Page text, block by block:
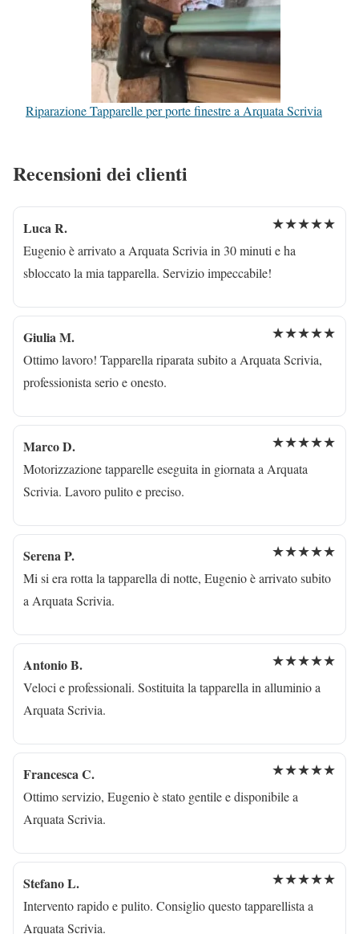
Riparazione Tapparelle per porte finestre a Arquata Scrivia
Recensioni dei clienti
Luca R. ★★★★★
Eugenio è arrivato a Arquata Scrivia in 30 minuti e ha
sbloccato la mia tapparella. Servizio impeccabile!
Giulia M. ★★★★★
Ottimo lavoro! Tapparella riparata subito a Arquata Scrivia,
professionista serio e onesto.
Marco D. ★★★★★
Motorizzazione tapparelle eseguita in giornata a Arquata
Scrivia. Lavoro pulito e preciso.
Serena P. ★★★★★
Mi si era rotta la tapparella di notte, Eugenio è arrivato subito
a Arquata Scrivia.
Antonio B. ★★★★★
Veloci e professionali. Sostituita la tapparella in alluminio a
Arquata Scrivia.
Francesca C. ★★★★★
Ottimo servizio, Eugenio è stato gentile e disponibile a
Arquata Scrivia.
Stefano L. ★★★★★
Intervento rapido e pulito. Consiglio questo tapparellista a
Arquata Scrivia.